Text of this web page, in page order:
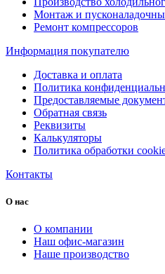
Монтаж и
Ремонт компрессоров
Информация покупателю
Доставка и оплата
Политика
Предоставляемые
Обратная связь
Реквизиты
Калькуляторы
Политика обработки
Контакты
О нас
О компании
Наш офис-магазин
Наше производство